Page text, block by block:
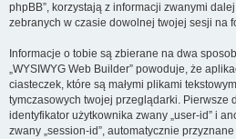
phpBB”, korzystają z informacji zwanymi
zebranych w czasie dowolnej twojej sesji na
Informacje o tobie są zbierane na dwa
„WYSIWYG Web Builder” powoduje, że
ciasteczek, które są małymi plikami
tymczasowych twojej przeglądarki. Pierwsze
identyfikator użytkownika zwany „user-id” i
zwany „session-id”, automatycznie